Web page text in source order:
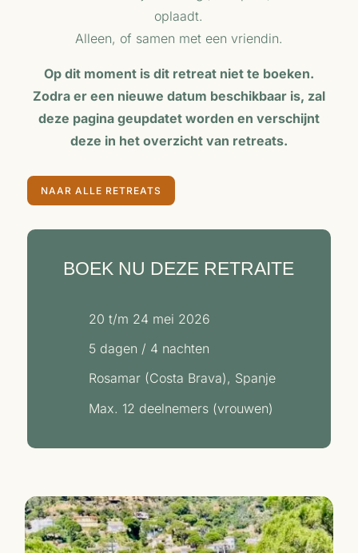
oplaadt.
Alleen, of samen met een vriendin.
Op dit moment is dit retreat niet te boeken.
Zodra er een nieuwe datum beschikbaar is, zal
deze pagina geupdatet worden en verschijnt
deze in het overzicht van retreats.
NAAR ALLE RETREATS
BOEK NU DEZE RETRAITE
20 t/m 24 mei 2026
5 dagen / 4 nachten
Rosamar (Costa Brava), Spanje
Max. 12 deelnemers (vrouwen)